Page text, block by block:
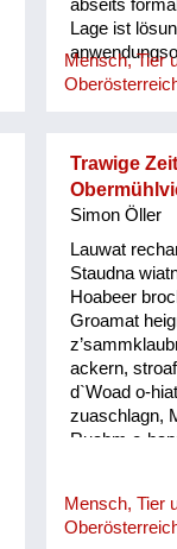
abseits
Lage ist
Foachtl ist in
besonders
gestellt
Mensch, Tier
Trawige
Simon Öller
Lauwat
Staudna
Hoabeer
Groamat
ackern,
d`Woad o-
zuaschlagn,
Ruabm o-
Haar
´Wiesn odl´n
Mensch, Tier